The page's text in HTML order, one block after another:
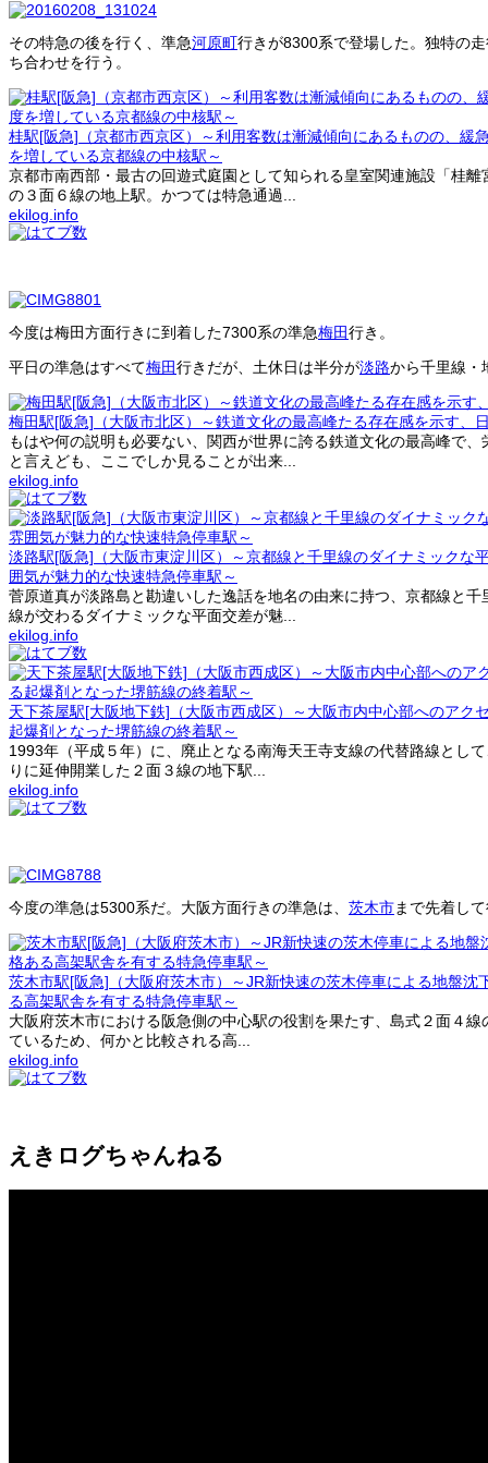
その特急の後を行く、準急河原町行きが8300系で登場した。独特の
ち合わせを行う。
桂駅[阪急]（京都市西京区）～利用客数は漸減傾向にあるものの、緩
を増している京都線の中核駅～
京都市南西部・最古の回遊式庭園として知られる皇室関連施設「桂
の３面６線の地上駅。かつては特急通過...
ekilog.info
今度は梅田方面行きに到着した7300系の準急梅田行き。
平日の準急はすべて梅田行きだが、土休日は半分が淡路から千里線・
梅田駅[阪急]（大阪市北区）～鉄道文化の最高峰たる存在感を示す、
もはや何の説明も必要ない、関西が世界に誇る鉄道文化の最高峰で
と言えども、ここでしか見ることが出来...
ekilog.info
淡路駅[阪急]（大阪市東淀川区）～京都線と千里線のダイナミックな
囲気が魅力的な快速特急停車駅～
菅原道真が淡路島と勘違いした逸話を地名の由来に持つ、京都線と
線が交わるダイナミックな平面交差が魅...
ekilog.info
天下茶屋駅[大阪地下鉄]（大阪市西成区）～大阪市内中心部へのアク
起爆剤となった堺筋線の終着駅～
1993年（平成５年）に、廃止となる南海天王寺支線の代替路線とし
りに延伸開業した２面３線の地下駅...
ekilog.info
今度の準急は5300系だ。大阪方面行きの準急は、 茨木市まで先着し
茨木市駅[阪急]（大阪府茨木市）～JR新快速の茨木停車による地盤
る高架駅舎を有する特急停車駅～
大阪府茨木市における阪急側の中心駅の役割を果たす、島式２面４
ているため、何かと比較される高...
ekilog.info
えきログちゃんねる